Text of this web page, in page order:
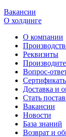
Вакансии
О холдинге
О компании
Реквизиты
Вопрос-
Доставка и
Стать
Вакансии
Новости
База знаний
Возврат и